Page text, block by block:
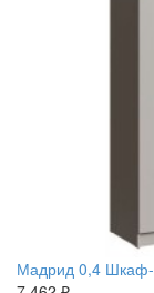
Мадрид 0,4